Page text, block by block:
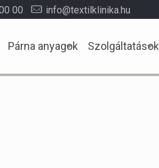
00 info@textilklinika.hu
Párna anyagok Szolgáltatások